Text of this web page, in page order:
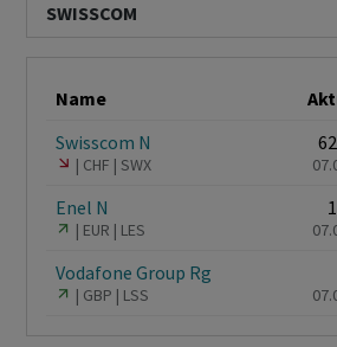
SWISSCOM
Name
Swisscom N
CHF SWX
Enel N
EUR LES
Vodafone Group Rg
GBP LSS